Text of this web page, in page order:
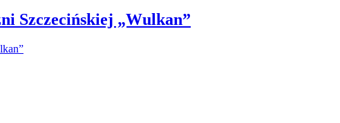
Szczecińskiej „Wulkan”